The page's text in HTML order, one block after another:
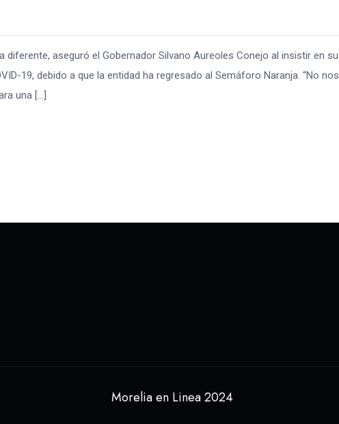
aseguró el Gobernador Silvano Aureoles Conejo al insistir en su
19, debido a que la entidad ha regresado al Semáforo Naranja. “No nos
una […]
Morelia en Linea 2024